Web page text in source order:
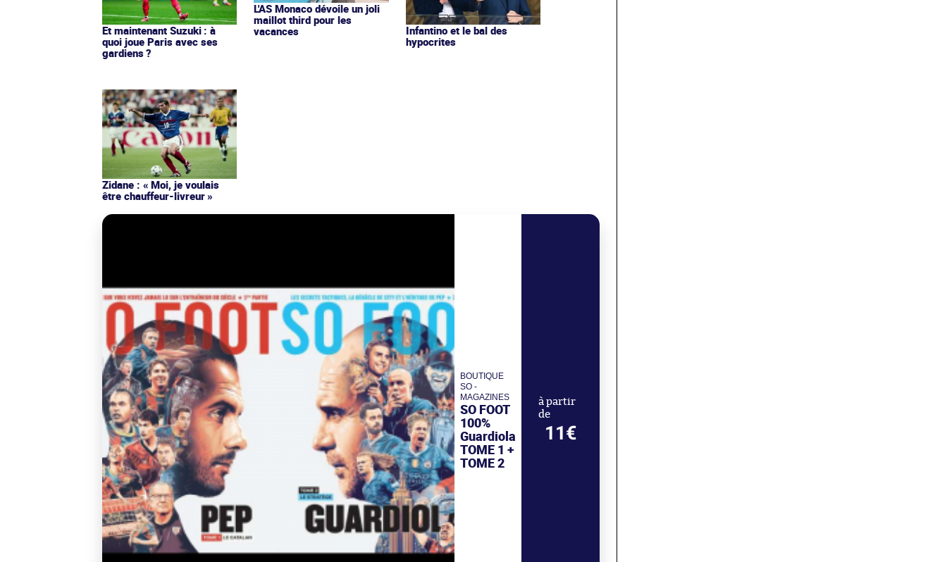
Et maintenant Suzuki : à
quoi joue Paris avec ses
gardiens ?
L'AS Monaco dévoile un joli
maillot third pour les
vacances
Infantino et le bal des
hypocrites
Zidane : « Moi, je voulais
être chauffeur-livreur »
BOUTIQUE
SO -
MAGAZINES
SO FOOT
100%
Guardiola
TOME 1 +
TOME 2
à partir
de
11€